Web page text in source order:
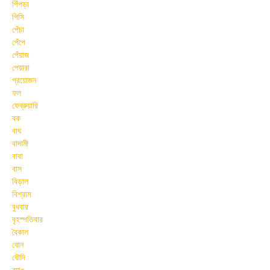
পিঁপড়া
পিসি
পেঁচা
পেঁপে
পেঁয়াজ
পেয়ারা
প্রয়োজন
ফল
ফেব্রুয়ারি
বক
বাঘ
বাদামী
বাবা
বাস
বিড়াল
বিশ্রাম
বুধবার
বৃহস্পতিবার
বৈকাল
বোন
বৌদি